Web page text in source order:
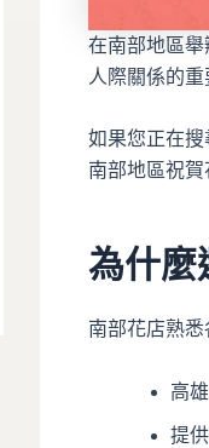
在南部地區
人際關係的重
如果您正在
南部地區祝
為什麼
南部花店熟
高
提